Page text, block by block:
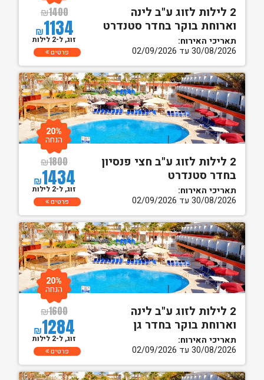
2 לילות לזוג ע"ב לינה
וארוחת בוקר בחדר סטנדרט
תאריכי האירוח:
30/08/2026 עד 02/09/2026
₪1400
₪1134
זוג, ל-2 לילות
פרטים
2 לילות לזוג ע"ב חצי פנסיון
בחדר סטנדרט
תאריכי האירוח:
30/08/2026 עד 02/09/2026
₪1800
₪1434
20%
הנחה
זוג, ל-2 לילות
פרטים
2 לילות לזוג ע"ב לינה
וארוחת בוקר בחדר גן
תאריכי האירוח:
30/08/2026 עד 02/09/2026
₪1600
₪1284
20%
הנחה
זוג, ל-2 לילות
פרטים